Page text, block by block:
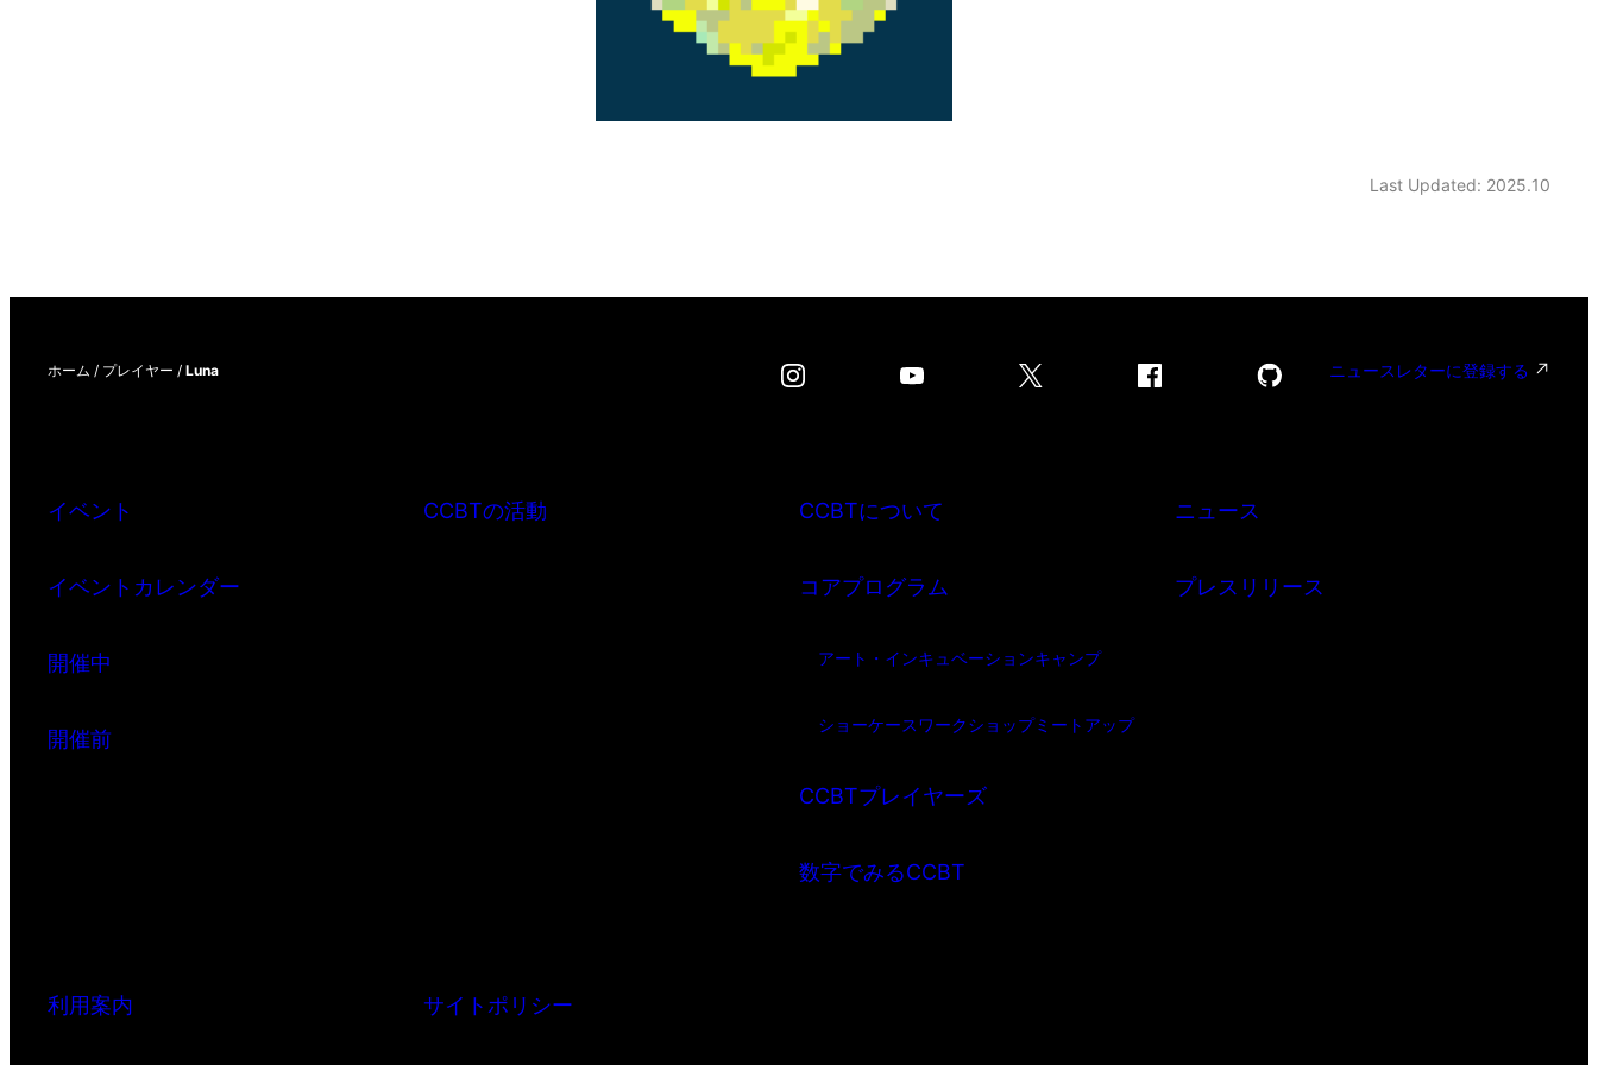
Last Updated: 2025.10
ホーム / プレイヤー / Luna ニュースレターに登録する
イベント
イベントカレンダー
開催中
開催前
CCBTの活動 CCBTについて
コアプログラム
アート・インキュベーションキャンプ
ショーケースワークショップミートアップ
CCBTプレイヤーズ
数字でみるCCBT
ニュース
プレスリリース
利用案内 サイトポリシー